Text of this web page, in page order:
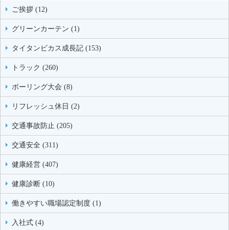
ご挨拶 (12)
グリーンカーテン (1)
タイタンビカス成長記 (153)
トラック (260)
ボーリング大会 (8)
リフレッシュ休日 (2)
交通事故防止 (205)
交通安全 (311)
健康経営 (407)
健康診断 (10)
働きやすい職場認定制度 (1)
入社式 (4)